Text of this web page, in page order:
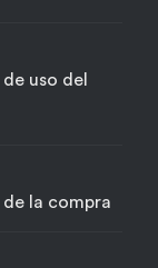
uso del
la compra